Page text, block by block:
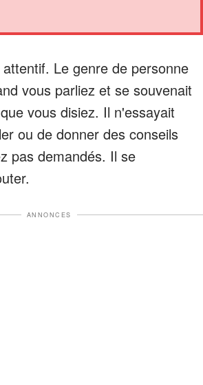
Le genre de personne
vous parliez et se souvenait
vous disiez. Il n'essayait
ou de donner des conseils
pas demandés. Il se
ANNONCES